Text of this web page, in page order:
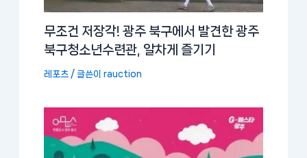
무조건 저장각! 광주 북구에서 발견한 광주
북구청소년수련관, 알차게 즐기기
레포츠 / 글쓴이rauction